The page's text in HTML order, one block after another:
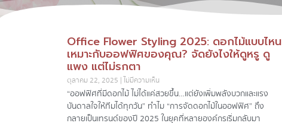
Office Flower Styling 2025: ดอกไม้แบบไหน
เหมาะกับออฟฟิศของคุณ? จัดยังไงให้ดูหรู ดู
แพง แต่ไม่รกตา
ตุลาคม 22, 2025 ไม่มีความเห็น
“ออฟฟิศที่มีดอกไม้ ไม่ได้แค่สวยขึ้น…แต่ยังเพิ่มพลังบวกและแรง
บันดาลใจให้ทีมได้ทุกวัน” ทำไม “การจัดดอกไม้ในออฟฟิศ” ถึง
กลายเป็นเทรนด์ของปี 2025 ในยุคที่หลายองค์กรเริ่มกลับมา